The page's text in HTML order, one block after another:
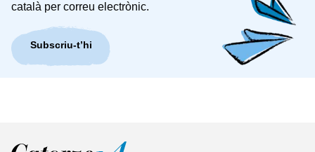
català per correu electrònic.
Subscriu-t’hi